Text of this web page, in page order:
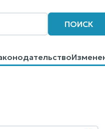
ПОИСК